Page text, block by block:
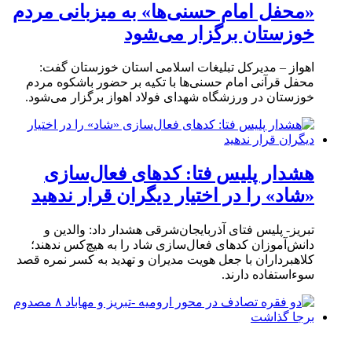
«محفل امام حسنی‌ها» به میزبانی مردم
خوزستان برگزار می‌شود
اهواز – مدیرکل تبلیغات اسلامی استان خوزستان گفت:
محفل قرآنی امام حسنی‌ها با تکیه بر حضور باشکوه مردم
خوزستان در ورزشگاه شهدای فولاد اهواز برگزار می‌شود.
هشدار پلیس فتا: کدهای فعال‌سازی
«شاد» را در اختیار دیگران قرار ندهید
تبریز- پلیس فتای آذربایجان‌شرقی هشدار داد: والدین و
دانش‌آموزان کدهای فعال‌سازی شاد را به هیچ‌کس ندهند؛
کلاهبرداران با جعل هویت مدیران و تهدید به کسر نمره قصد
سوءاستفاده دارند.